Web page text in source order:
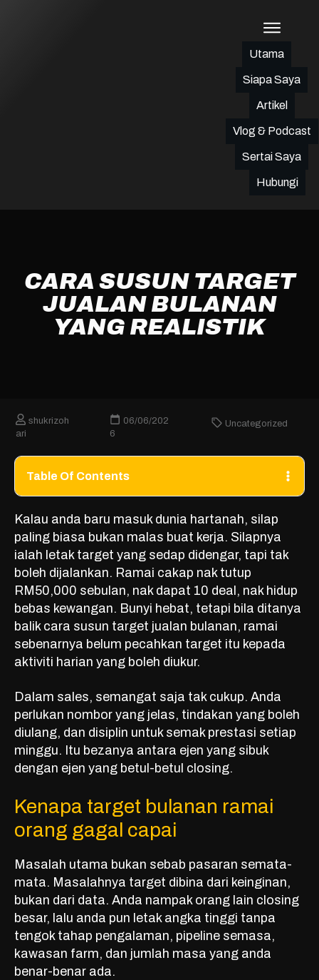
Utama
Siapa Saya
Artikel
Vlog & Podcast
Sertai Saya
Hubungi
CARA SUSUN TARGET
JUALAN BULANAN
YANG REALISTIK
shukrizoh
ari
06/06/202
6
Uncategorized
Table Of Contents
Kalau anda baru masuk dunia hartanah, silap
paling biasa bukan malas buat kerja. Silapnya
ialah letak target yang sedap didengar, tapi tak
boleh dijalankan. Ramai cakap nak tutup
RM50,000 sebulan, nak dapat 10 deal, nak hidup
bebas kewangan. Bunyi hebat, tetapi bila ditanya
balik cara susun target jualan bulanan, ramai
sebenarnya belum pecahkan target itu kepada
aktiviti harian yang boleh diukur.
Dalam sales, semangat saja tak cukup. Anda
perlukan nombor yang jelas, tindakan yang boleh
diulang, dan disiplin untuk semak prestasi setiap
minggu. Itu bezanya antara ejen yang sibuk
dengan ejen yang betul-betul closing.
Kenapa target bulanan ramai
orang gagal capai
Masalah utama bukan sebab pasaran semata-
mata. Masalahnya target dibina dari keinginan,
bukan dari data. Anda nampak orang lain closing
besar, lalu anda pun letak angka tinggi tanpa
tengok tahap pengalaman, pipeline semasa,
kawasan farm, dan jumlah masa yang anda
benar-benar ada.